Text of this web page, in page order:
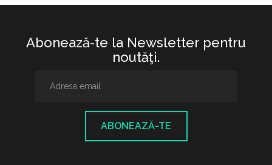
Abonează-te la Newsletter pentru
noutăţi.
ABONEAZĂ-TE